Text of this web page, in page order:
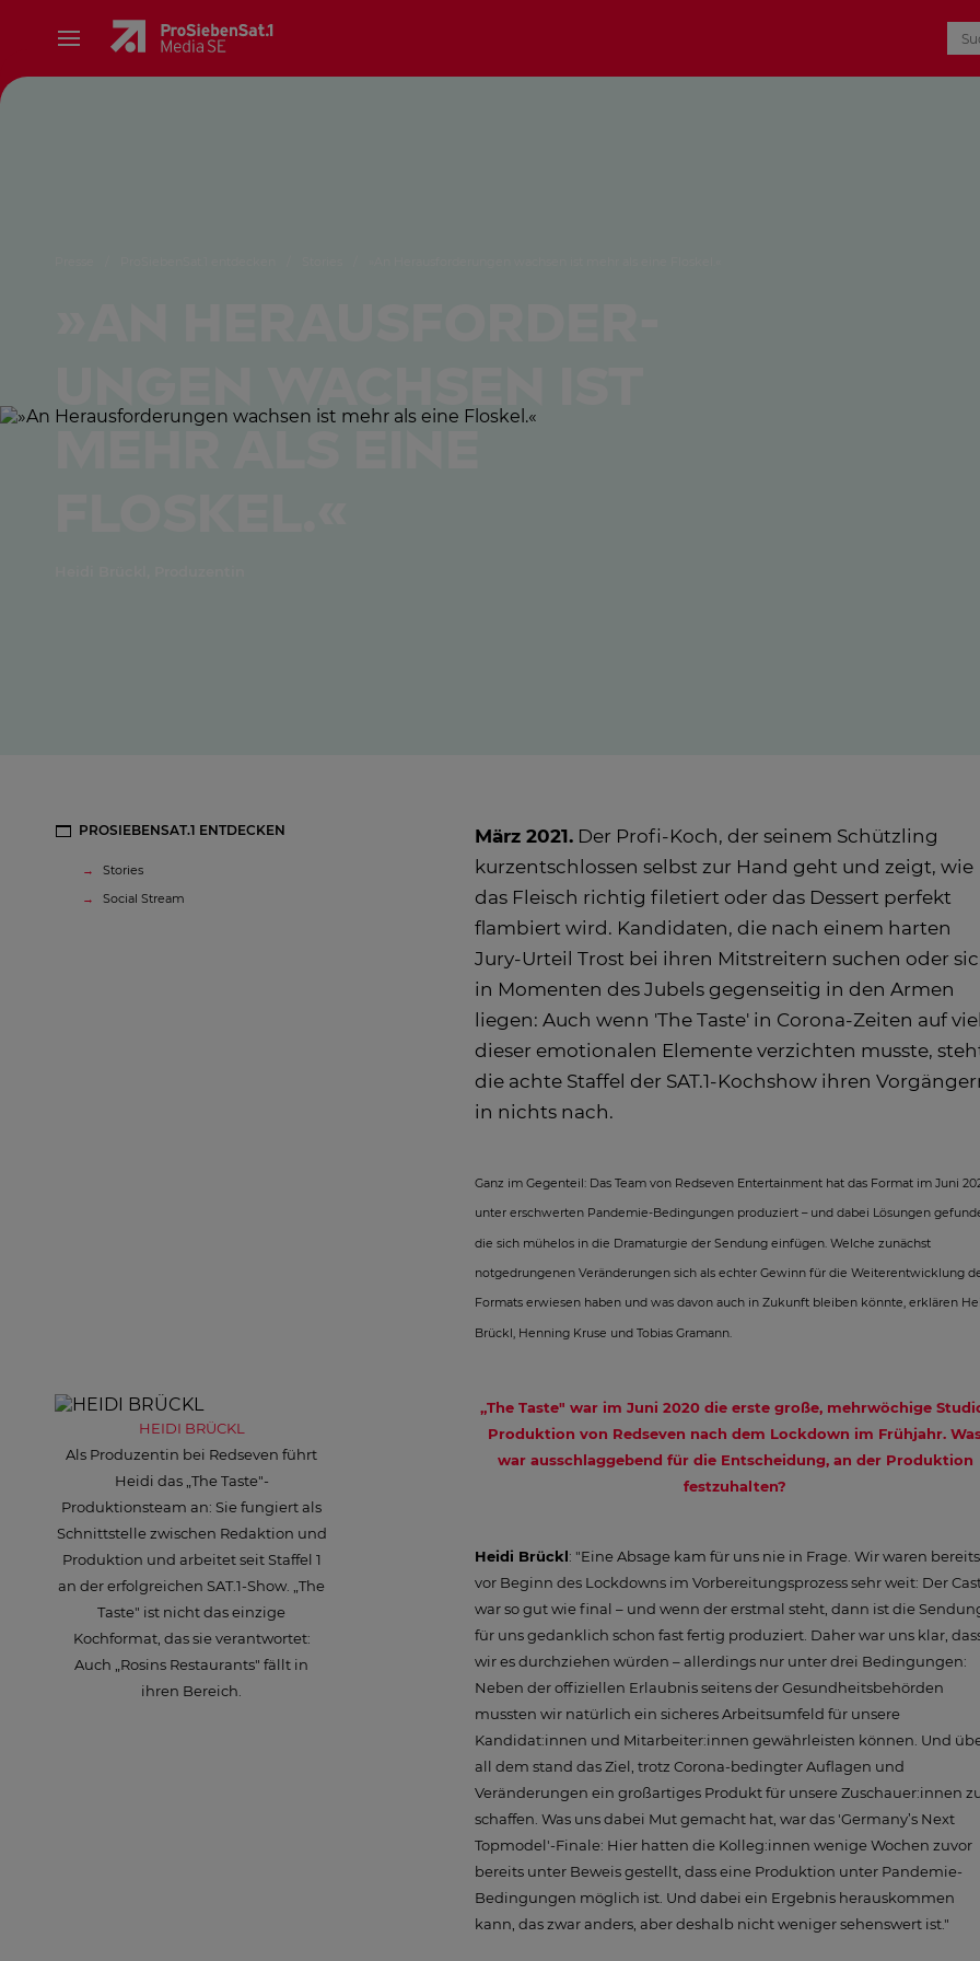
PROSIEBENSAT.1 ENTDECKEN
Stories
Social Stream
März 2021. Der Profi-Koch, der seinem Schützling
kurzentschlossen selbst zur Hand geht und zeigt, wie
das Fleisch richtig filetiert oder das Dessert perfekt
flambiert wird. Kandidaten, die nach einem harten
Jury-Urteil Trost bei ihren Mitstreitern suchen oder
in Momenten des Jubels gegenseitig in den Armen
liegen: Auch wenn 'The Taste' in Corona-Zeiten auf
dieser emotionalen Elemente verzichten musste,
die achte Staffel der SAT.1-Kochshow ihren
in nichts nach.
Ganz im Gegenteil: Das Team von Redseven Entertainment hat das Format im Juni
unter erschwerten Pandemie-Bedingungen produziert – und dabei Lösungen
die sich mühelos in die Dramaturgie der Sendung einfügen. Welche zunächst
notgedrungenen Veränderungen sich als echter Gewinn für die Weiterentwicklung
Formats erwiesen haben und was davon auch in Zukunft bleiben könnte, erklären
Brückl, Henning Kruse und Tobias Gramann.
HEIDI BRÜCKL
Als Produzentin bei Redseven führt
Heidi das „The Taste"-
Produktionsteam an: Sie fungiert als
Schnittstelle zwischen Redaktion und
Produktion und arbeitet seit Staffel 1
an der erfolgreichen SAT.1-Show. „The
Taste" ist nicht das einzige
Kochformat, das sie verantwortet:
Auch „Rosins Restaurants" fällt in
ihren Bereich.
„The Taste" war im Juni 2020 die erste große, mehrwöchige
Produktion von Redseven nach dem Lockdown im Frühjahr.
war ausschlaggebend für die Entscheidung, an der Produktion
festzuhalten?
Heidi Brückl: "Eine Absage kam für uns nie in Frage. Wir waren bereits
vor Beginn des Lockdowns im Vorbereitungsprozess sehr weit: Der
war so gut wie final – und wenn der erstmal steht, dann ist die
für uns gedanklich schon fast fertig produziert. Daher war uns klar,
wir es durchziehen würden – allerdings nur unter drei Bedingungen:
Neben der offiziellen Erlaubnis seitens der Gesundheitsbehörden
mussten wir natürlich ein sicheres Arbeitsumfeld für unsere
Kandidat:innen und Mitarbeiter:innen gewährleisten können. Und
all dem stand das Ziel, trotz Corona-bedingter Auflagen und
Veränderungen ein großartiges Produkt für unsere Zuschauer:innen
schaffen. Was uns dabei Mut gemacht hat, war das 'Germany’s Next
Topmodel'-Finale: Hier hatten die Kolleg:innen wenige Wochen zuvor
bereits unter Beweis gestellt, dass eine Produktion unter Pandemie-
Bedingungen möglich ist. Und dabei ein Ergebnis herauskommen
kann, das zwar anders, aber deshalb nicht weniger sehenswert ist."